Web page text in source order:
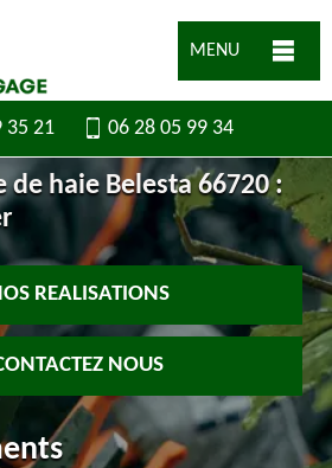
MENU
35 21 06 28 05 99 34
haie Belesta 66720 :
REALISATIONS
NOUS